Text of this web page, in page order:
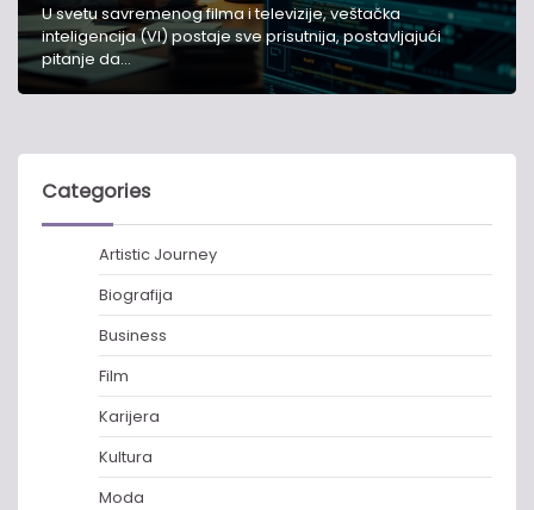
U svetu savremenog filma i televizije, veštačka
inteligencija (VI) postaje sve prisutnija, postavljajući
pitanje da…
Categories
Artistic Journey
Biografija
Business
Film
Karijera
Kultura
Moda